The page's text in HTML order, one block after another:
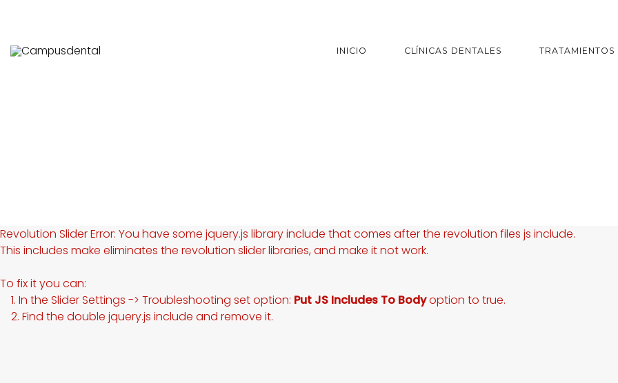
INICIO CLÍNICAS DENTALES TRATAMIENTOS
Revolution Slider Error: You have some jquery.js library include that comes after the revolution files js include.
This includes make eliminates the revolution slider libraries, and make it not work.
To fix it you can:
1. In the Slider Settings -> Troubleshooting set option: Put JS Includes To Bodyoption to true.
2. Find the double jquery.js include and remove it.